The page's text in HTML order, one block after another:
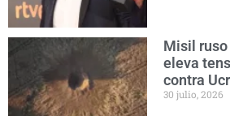
Misil
eleva
contra
30 julio, 2026